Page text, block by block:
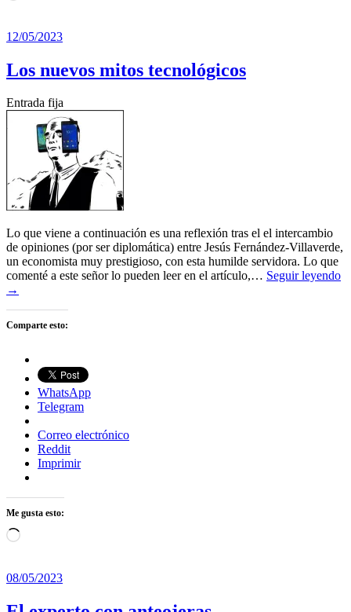
12/05/2023
Los nuevos mitos tecnológicos
Entrada fija
Lo que viene a continuación es una reflexión tras el el intercambio
de opiniones (por ser diplomática) entre Jesús Fernández-Villaverde,
un economista muy prestigioso, con esta humilde servidora. Lo que
comenté a este señor lo pueden leer en el artículo,… Seguir leyendo
→
Comparte esto:
WhatsApp
Telegram
Correo electrónico
Reddit
Imprimir
Me gusta esto:
Cargando...
08/05/2023